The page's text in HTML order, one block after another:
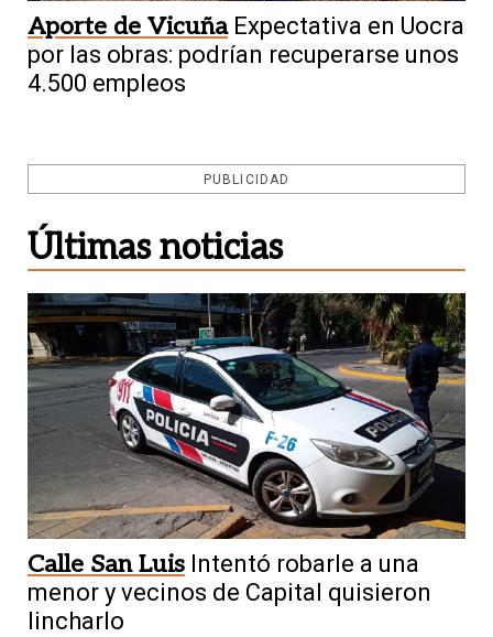
Aporte de Vicuña Expectativa en Uocra
por las obras: podrían recuperarse unos
4.500 empleos
PUBLICIDAD
Últimas noticias
Calle San Luis Intentó robarle a una
menor y vecinos de Capital quisieron
lincharlo